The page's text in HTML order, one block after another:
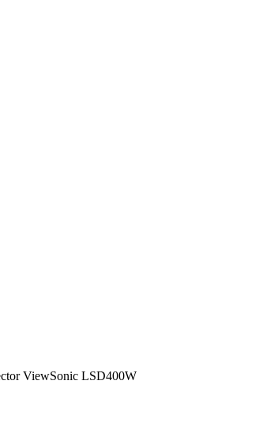
ViewSonic LSD400W